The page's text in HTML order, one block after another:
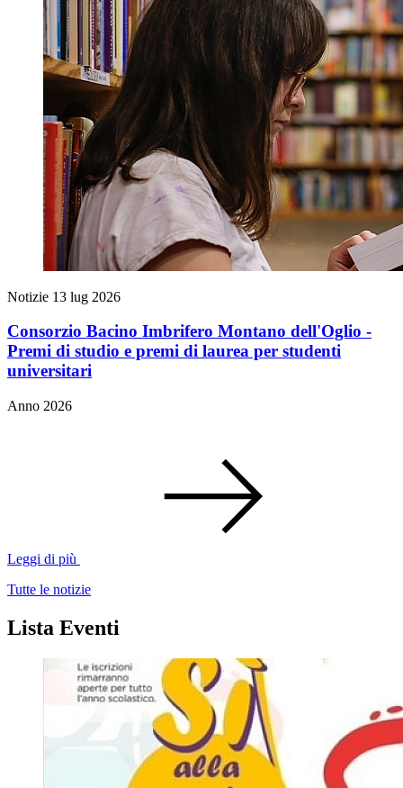
Notizie 13 lug 2026
Consorzio Bacino Imbrifero Montano dell'Oglio -
Premi di studio e premi di laurea per studenti
universitari
Anno 2026
Leggi di più
Tutte le notizie
Lista Eventi